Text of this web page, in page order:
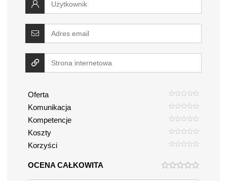
Oferta
Komunikacja
Kompetencje
Koszty
Korzyści
OCENA CAŁKOWITA